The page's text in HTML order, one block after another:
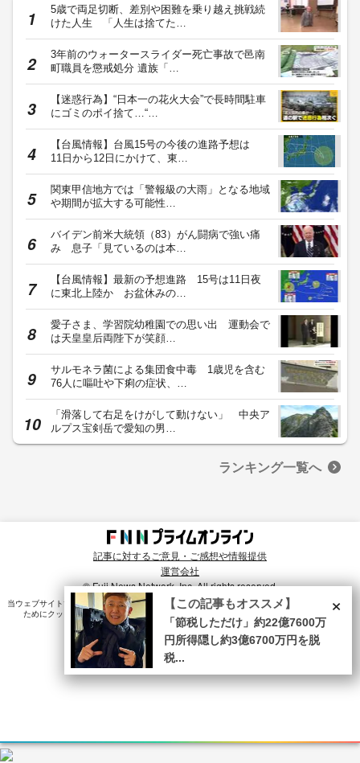
5歳で両足切断、差別や困難を乗り越え挑戦続
けた人生 「人生は捨てた…
3年前のウォータースライダー死亡事故で邑南
町職員を懲戒処分 遺族「…
【迷惑行為】“日本一の花火大会”で長時間駐車
にゴミのポイ捨て…“…
【台風情報】台風15号の今後の進路予想は
11日から12日にかけて、東…
関東甲信地方では「警報級の大雨」となる地域
や期間が拡大する可能性…
バイデン前米大統領（83）がん闘病で強い痛
み 息子「見ているのは本…
【台風情報】最新の予想進路 15号は11日夜
に東北上陸か お盆休みの…
愛子さま、学習院幼稚園での思い出 運動会で
は天皇皇后両陛下が笑顔…
サルモネラ菌による集団食中毒 1歳児を含む
76人に嘔吐や下痢の症状、…
「滑落して右足をけがして動けない」 中央ア
ルプス宝剣岳で愛知の男…
ランキング一覧へ
記事に対するご意見・ご感想や情報提供
運営会社
© Fuji News Network, Inc. All rights reserved.
当ウェブサイトでは、ユーザのニーズ・興味・関⼼に合致したコンテンツや広告配信を提供する
ためにクッキーを使⽤しています。詳細は、
プライバシーポリシー をご確認ください。×
【この記事もオススメ】
「節税しただけ」約22億7600万
円所得隠し約3億6700万円を脱
税...